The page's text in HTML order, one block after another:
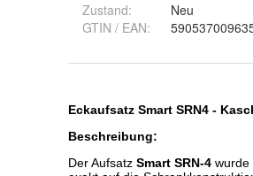
Zustand:
Neu
GTIN / EAN: